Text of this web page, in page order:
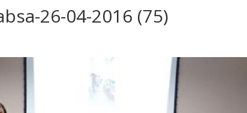
26-04-2016 (75)